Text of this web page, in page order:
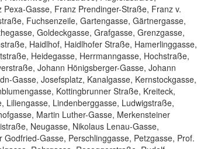
Gasse, Franz Prendinger-Straße, Franz v.
Fuchsenzeile, Gartengasse, Gärtnergasse,
Goldeckgasse, Grafgasse, Grenzgasse,
Haidlhof, Haidlhofer Straße, Hamerlinggasse,
Heidegasse, Herrmanngasse, Hochstraße,
Johann Hönigsberger-Gasse, Johann
Gasse, Josefsplatz, Kanalgasse, Kernstockgasse,
Kottingbrunner Straße, Kreiteck,
Liliengasse, Lindenberggasse, Ludwigstraße,
Martin Luther-Gasse, Merkensteiner
Neugasse, Nikolaus Lenau-Gasse,
Gasse, Perschlinggasse, Petzgasse, Prof.